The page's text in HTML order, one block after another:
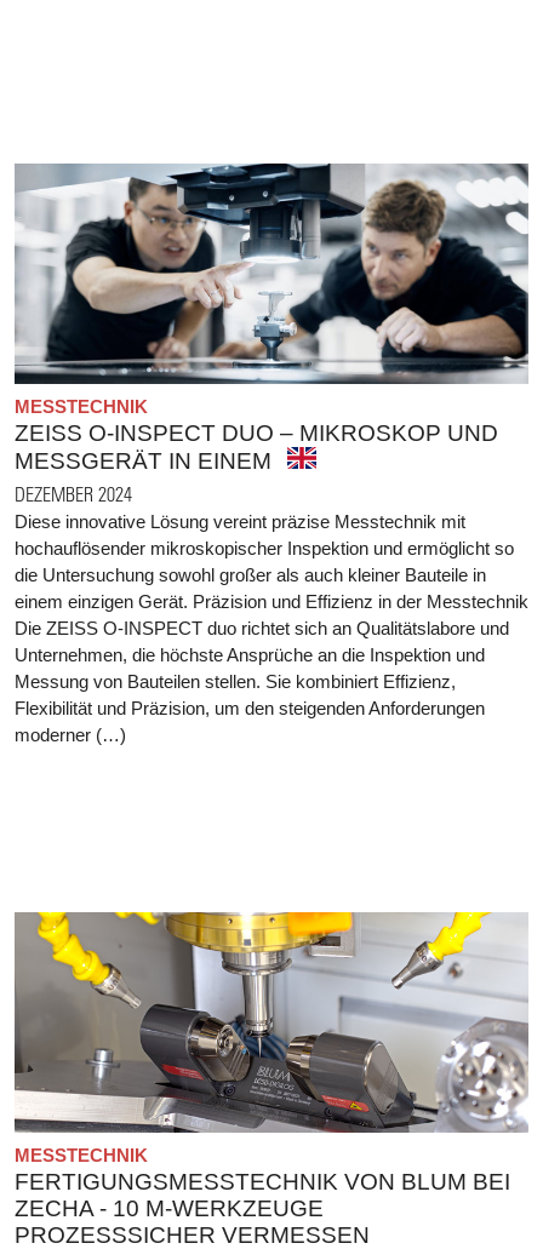
MESSTECHNIK
ZEISS O-INSPECT DUO – MIKROSKOP UND
MESSGERÄT IN EINEM
DEZEMBER 2024
Diese innovative Lösung vereint präzise Messtechnik mit
hochauflösender mikroskopischer Inspektion und ermöglicht so
die Untersuchung sowohl großer als auch kleiner Bauteile in
einem einzigen Gerät. Präzision und Effizienz in der Messtechnik
Die ZEISS O-INSPECT duo richtet sich an Qualitätslabore und
Unternehmen, die höchste Ansprüche an die Inspektion und
Messung von Bauteilen stellen. Sie kombiniert Effizienz,
Flexibilität und Präzision, um den steigenden Anforderungen
moderner (…)
MESSTECHNIK
FERTIGUNGSMESSTECHNIK VON BLUM BEI
ZECHA - 10 Μ-WERKZEUGE
PROZESSSICHER VERMESSEN